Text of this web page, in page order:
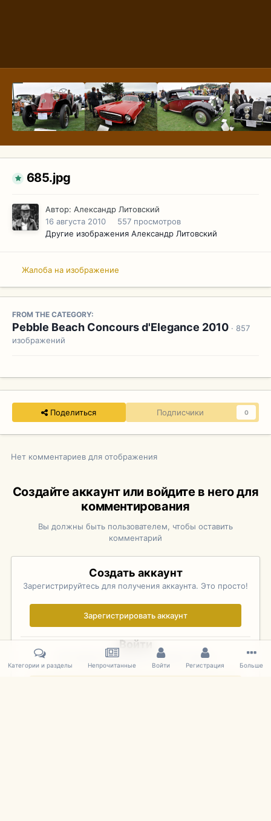
685.jpg
Автор: Александр Литовский
16 августа 2010
557 просмотров
Другие изображения Александр Литовский
Жалоба на изображение
FROM THE CATEGORY:
Pebble Beach Concours d'Elegance 2010 · 857
изображений
Поделиться Подписчики 0
Нет комментариев для отображения
Создайте аккаунт или войдите в него для
комментирования
Вы должны быть пользователем, чтобы оставить
комментарий
Создать аккаунт
Зарегистрируйтесь для получения аккаунта. Это просто!
Зарегистрировать аккаунт
Войти
Уже зарегистрированы? Войдите здесь.
Категории и разделы Непрочитанные Войти Регистрация Больше